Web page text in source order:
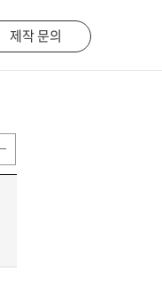
제작 문의